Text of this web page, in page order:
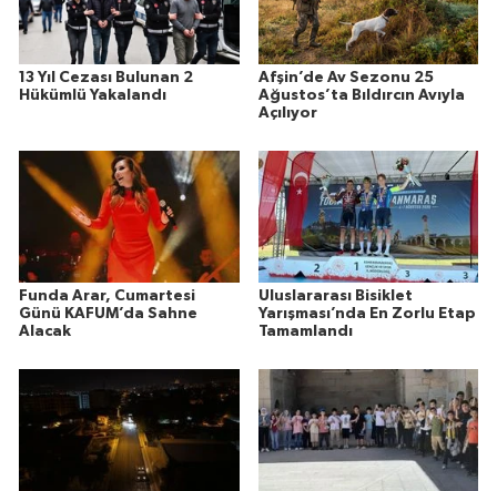
13 Yıl Cezası Bulunan 2
Hükümlü Yakalandı
Afşin’de Av Sezonu 25
Ağustos’ta Bıldırcın Avıyla
Açılıyor
Funda Arar, Cumartesi
Günü KAFUM’da Sahne
Alacak
Uluslararası Bisiklet
Yarışması’nda En Zorlu Etap
Tamamlandı